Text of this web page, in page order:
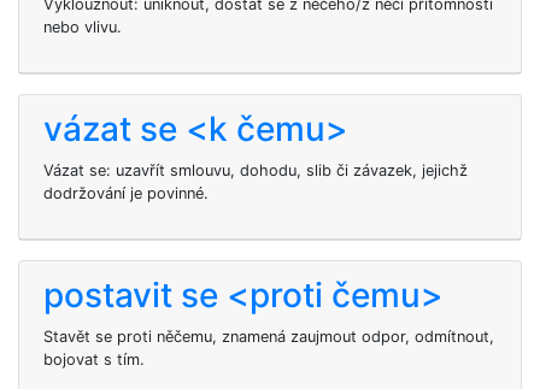
Vyklouznout: uniknout, dostat se z něčeho/z něčí přítomnosti
nebo vlivu.
vázat se <k čemu>
Vázat se: uzavřít smlouvu, dohodu, slib či závazek, jejichž
dodržování je povinné.
postavit se <proti čemu>
Stavět se proti něčemu, znamená zaujmout odpor, odmítnout,
bojovat s tím.